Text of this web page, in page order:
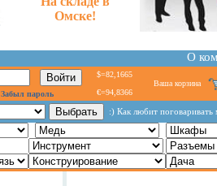
Омске!
О
Забыл пароль
$=82,1665
€=94,8366
Ваша корзина
:) Как любит поговаривать